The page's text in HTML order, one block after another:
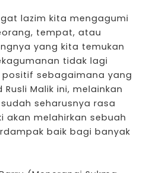
lazim kita mengagumi
tempat, atau
yang kita temukan
tidak lagi
sebagaimana yang
Malik ini, melainkan
seharusnya rasa
akan melahirkan sebuah
baik bagi banyak